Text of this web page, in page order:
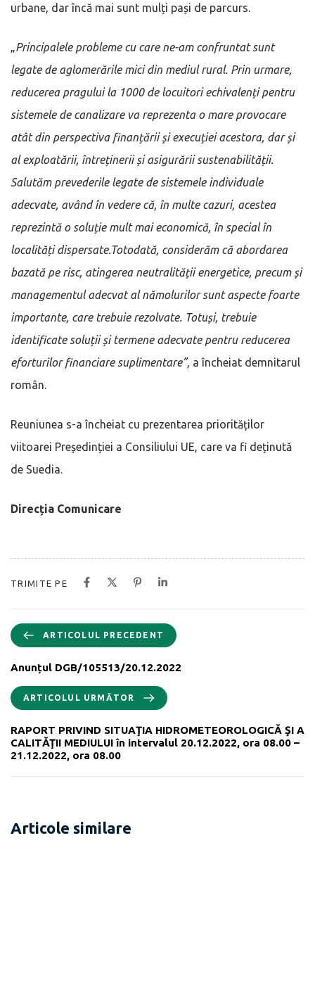
urbane, dar încă mai sunt mulți pași de parcurs.
„Principalele probleme cu care ne-am confruntat sunt
legate de aglomerările mici din mediul rural. Prin urmare,
reducerea pragului la 1000 de locuitori echivalenți pentru
sistemele de canalizare va reprezenta o mare provocare
atât din perspectiva finanțării și execuției acestora, dar și
al exploatării, întreținerii și asigurării sustenabilității.
Salutăm prevederile legate de sistemele individuale
adecvate, având în vedere că, în multe cazuri, acestea
reprezintă o soluție mult mai economică, în special în
localități dispersate.Totodată, considerăm că abordarea
bazată pe risc, atingerea neutralității energetice, precum și
managementul adecvat al nămolurilor sunt aspecte foarte
importante, care trebuie rezolvate. Totuși, trebuie
identificate soluții și termene adecvate pentru reducerea
eforturilor financiare suplimentare”, a încheiat demnitarul
român.
Reuniunea s-a încheiat cu prezentarea priorităților
viitoarei Președinției a Consiliului UE, care va fi deținută
de Suedia.
Direcția Comunicare
TRIMITE PE
ARTICOLUL PRECEDENT
Anunțul DGB/105513/20.12.2022
ARTICOLUL URMĂTOR
RAPORT PRIVIND SITUAŢIA HIDROMETEOROLOGICĂ ŞI A
CALITĂŢII MEDIULUI în intervalul 20.12.2022, ora 08.00 –
21.12.2022, ora 08.00
Articole similare